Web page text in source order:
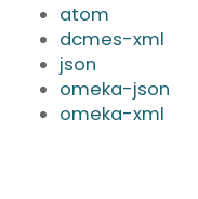
atom
dcmes-xml
json
omeka-json
omeka-xml